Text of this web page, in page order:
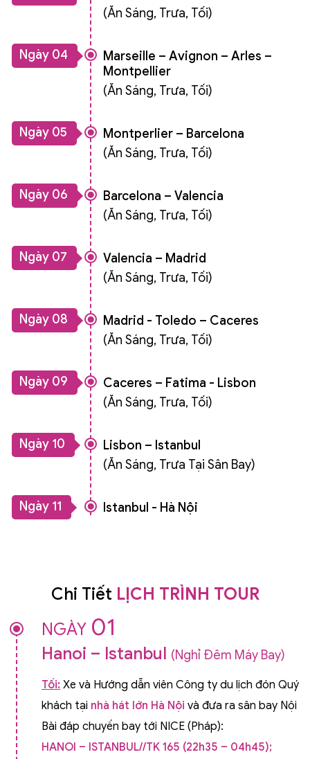
(Ăn Sáng, Trưa, Tối)
Ngày 04
Marseille – Avignon – Arles –
Montpellier
(Ăn Sáng, Trưa, Tối)
Ngày 05
Montperlier – Barcelona
(Ăn Sáng, Trưa, Tối)
Ngày 06
Barcelona – Valencia
(Ăn Sáng, Trưa, Tối)
Ngày 07
Valencia – Madrid
(Ăn Sáng, Trưa, Tối)
Ngày 08
Madrid - Toledo – Caceres
(Ăn Sáng, Trưa, Tối)
Ngày 09
Caceres – Fatima - Lisbon
(Ăn Sáng, Trưa, Tối)
Ngày 10
Lisbon – Istanbul
(Ăn Sáng, Trưa Tại Sân Bay)
Ngày 11 Istanbul - Hà Nội
Chi Tiết LỊCH TRÌNH TOUR
NGÀY 01
Hanoi – Istanbul (Nghỉ Đêm Máy Bay)
Tối: Xe và Hướng dẫn viên Công ty du lịch đón Quý
khách tại nhà hát lớn Hà Nội và đưa ra sân bay Nội
Bài đáp chuyến bay tới NICE (Pháp):
HANOI – ISTANBUL//TK 165 (22h35 – 04h45);